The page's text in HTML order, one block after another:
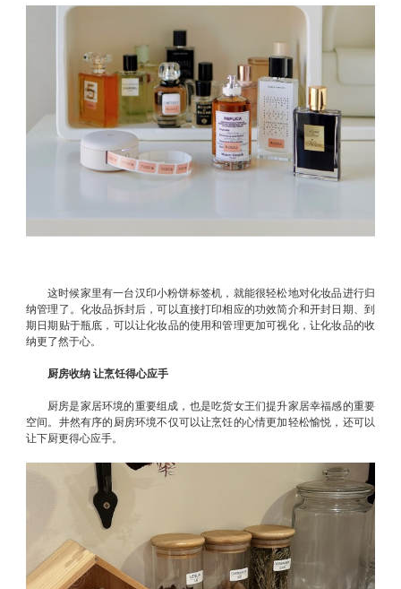
这时候家里有一台汉印小粉饼标签机，就能很轻松地对化妆品进行归
纳管理了。化妆品拆封后，可以直接打印相应的功效简介和开封日期、到
期日期贴于瓶底，可以让化妆品的使用和管理更加可视化，让化妆品的收
纳更了然于心。
厨房收纳 让烹饪得心应手
厨房是家居环境的重要组成，也是吃货女王们提升家居幸福感的重要
空间。井然有序的厨房环境不仅可以让烹饪的心情更加轻松愉悦，还可以
让下厨更得心应手。